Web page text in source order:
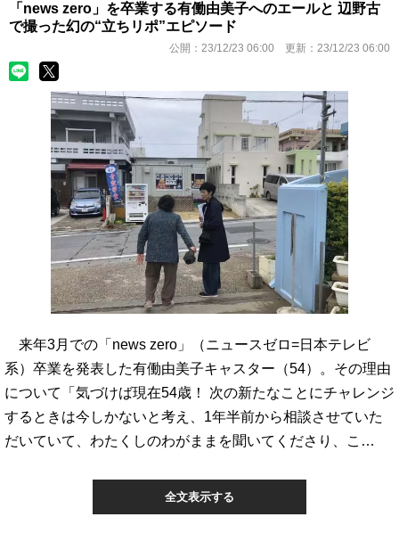
「news zero」を卒業する有働由美子へのエールと 辺野古
で撮った幻の“立ちリポ”エピソード
公開： 23/12/23 06:00 更新： 23/12/23 06:00
来年3月での「news zero」（ニュースゼロ=日本テレビ
系）卒業を発表した有働由美子キャスター（54）。その理由
について「気づけば現在54歳！ 次の新たなことにチャレンジ
するときは今しかないと考え、1年半前から相談させていた
だいていて、わたくしのわがままを聞いてくださり、こ…
全文表示する